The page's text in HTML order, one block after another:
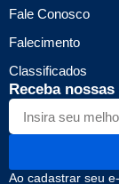
Fale Conosco
Falecimento
Classificados
Receba
Ao cadastrar seu